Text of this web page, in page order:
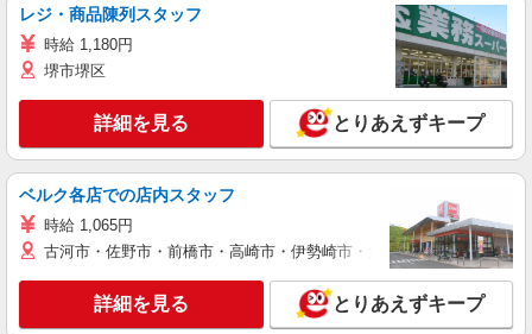
レジ・商品陳列スタッフ
時給 1,180円
堺市堺区
詳細を見る とりあえずキープ
ベルク各店での店内スタッフ
時給 1,065円
古河市・佐野市・前橋市・高崎市・伊勢崎市・太田市・館林市・藤
詳細を見る とりあえずキープ